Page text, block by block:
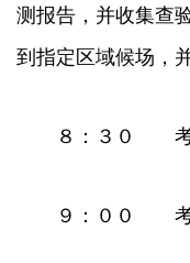
测报告，并收集查
到指定区域候场，
８：３０ 考
９：００ 考